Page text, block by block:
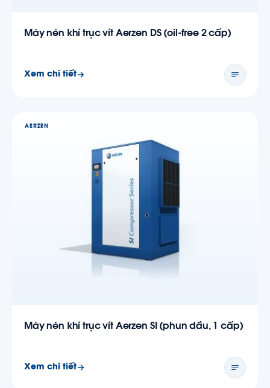
Máy nén khí trục vít Aerzen DS (oil-free 2 cấp)
Xem chi tiết
AERZEN
Máy nén khí trục vít Aerzen SI (phun dầu, 1 cấp)
Xem chi tiết